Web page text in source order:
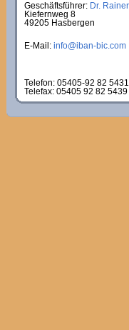
Geschäftsführer: Dr.
Kiefernweg 8
49205 Hasbergen
E-Mail: info@iban-bic.com
Telefon: 05405-92 82 5431
Telefax: 05405 92 82 5439